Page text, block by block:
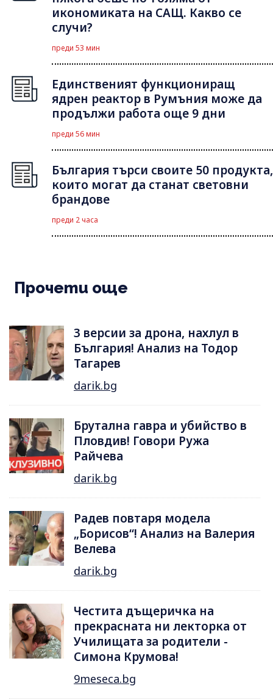
икономиката на САЩ. Какво се
случи?
преди 53 мин
Единственият функциониращ
ядрен реактор в Румъния може да
продължи работа още 9 дни
преди 56 мин
България търси своите 50 продукта,
които могат да станат световни
брандове
преди 2 часа
Прочети още
3 версии за дрона, нахлул в
България! Анализ на Тодор
Тагарев
darik.bg
Брутална гавра и убийство в
Пловдив! Говори Ружа
Райчева
darik.bg
Радев повтаря модела
„Борисов“! Анализ на Валерия
Велева
darik.bg
Честита дъщеричка на
прекрасната ни лекторка от
Училищата за родители -
Симона Крумова!
9meseca.bg